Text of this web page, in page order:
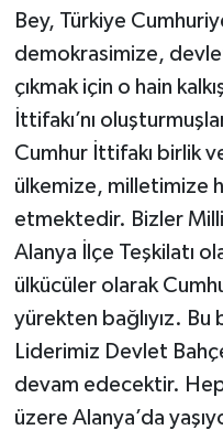
Bey, Türkiye
demokrasimize,
çıkmak için o hain
İttifakı’nı
Cumhur İttifakı birlik
ülkemize, milletimize
etmektedir. Bizler
Alanya İlçe Teşkilatı
ülkücüler olarak
yürekten bağlıyız. Bu
Liderimiz Devlet
devam edecektir.
üzere Alanya’da